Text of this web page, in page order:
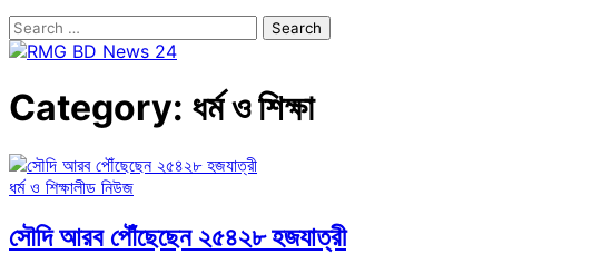
Search
for:
Category: ধর্ম ও শিক্ষা
ধর্ম ও শিক্ষালীড নিউজ
সৌদি আরব পৌঁছেছেন ২৫৪২৮ হজযাত্রী